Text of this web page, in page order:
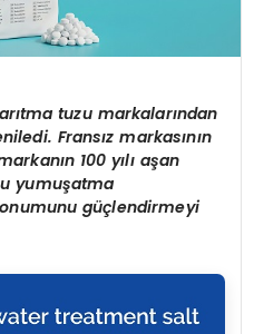
tuzu markalarından
Fransız markasının
100 yılı aşan
yumuşatma
güçlendirmeyi